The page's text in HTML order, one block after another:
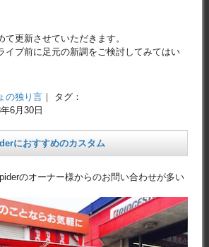
更新させていただきます。
イブ前に足元の新調をご検討してみてはい
の独り言 ｜ タグ：
6月30日
におすすめのカスタム
のオーナー様からのお問い合わせが多い